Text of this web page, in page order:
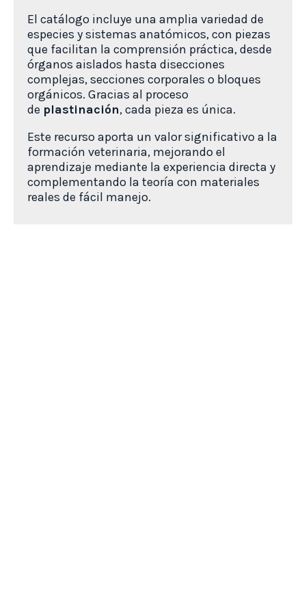
El catálogo incluye una amplia variedad de
especies y sistemas anatómicos, con piezas
que facilitan la comprensión práctica, desde
órganos aislados hasta disecciones
complejas, secciones corporales o bloques
orgánicos. Gracias al proceso
de plastinación,cada pieza es única.
Este recurso aporta un valor significativo a la
formación veterinaria, mejorando el
aprendizaje mediante la experiencia directa y
complementando la teoría con materiales
reales de fácil manejo.